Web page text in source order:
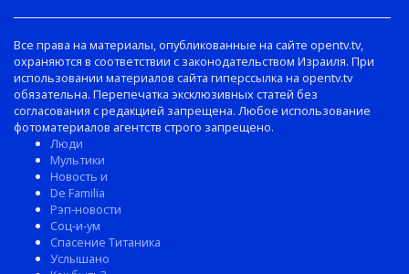
Все права на материалы, опубликованные на сайте opentv.tv,
охраняются в соответствии с законодательством Израиля. При
использовании материалов сайта гиперссылка на opentv.tv
обязательна. Перепечатка эксклюзивных статей без
согласования с редакцией запрещена. Любое использование
фотоматериалов агентств строго запрещено.
Люди
Мультики
Новость и
De Familia
Рэп-новости
Соц-и-ум
Спасение Титаника
Услышано